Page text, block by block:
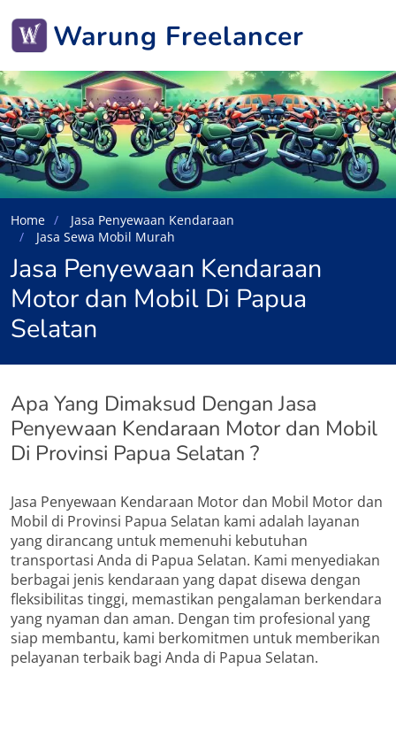
Warung Freelancer
Home
Jasa Penyewaan Kendaraan
Jasa Sewa Mobil Murah
Jasa Penyewaan Kendaraan
Motor dan Mobil Di Papua
Selatan
Apa Yang Dimaksud Dengan Jasa
Penyewaan Kendaraan Motor dan Mobil
Di Provinsi Papua Selatan ?
Jasa Penyewaan Kendaraan Motor dan Mobil Motor dan
Mobil di Provinsi Papua Selatan kami adalah layanan
yang dirancang untuk memenuhi kebutuhan
transportasi Anda di Papua Selatan. Kami menyediakan
berbagai jenis kendaraan yang dapat disewa dengan
fleksibilitas tinggi, memastikan pengalaman berkendara
yang nyaman dan aman. Dengan tim profesional yang
siap membantu, kami berkomitmen untuk memberikan
pelayanan terbaik bagi Anda di Papua Selatan.